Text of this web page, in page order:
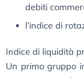
debiti
l’indice di
Indice di liquidità
Un primo gruppo